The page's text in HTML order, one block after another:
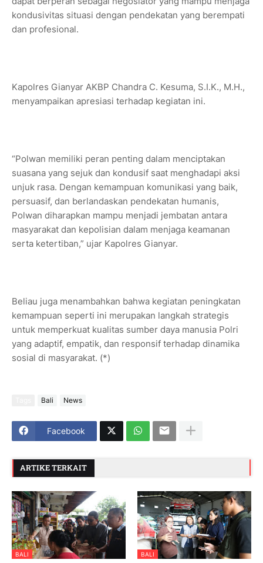
kondusivitas situasi dengan pendekatan yang berempati
dan profesional.
Kapolres Gianyar AKBP Chandra C. Kesuma, S.I.K., M.H.,
menyampaikan apresiasi terhadap kegiatan ini.
“Polwan memiliki peran penting dalam menciptakan
suasana yang sejuk dan kondusif saat menghadapi aksi
unjuk rasa. Dengan kemampuan komunikasi yang baik,
persuasif, dan berlandaskan pendekatan humanis,
Polwan diharapkan mampu menjadi jembatan antara
masyarakat dan kepolisian dalam menjaga keamanan
serta ketertiban,” ujar Kapolres Gianyar.
Beliau juga menambahkan bahwa kegiatan peningkatan
kemampuan seperti ini merupakan langkah strategis
untuk memperkuat kualitas sumber daya manusia Polri
yang adaptif, empatik, dan responsif terhadap dinamika
sosial di masyarakat. (*)
Bali News
Facebook
ARTIKE TERKAIT
BALI BALI